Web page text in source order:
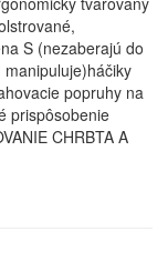
S (nezaberajú do
popruhy na
prispôsobenie
CHRBTA A